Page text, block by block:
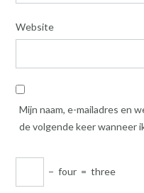
Website
Mijn naam, e-mailadres en
de volgende keer wanneer
− four = three